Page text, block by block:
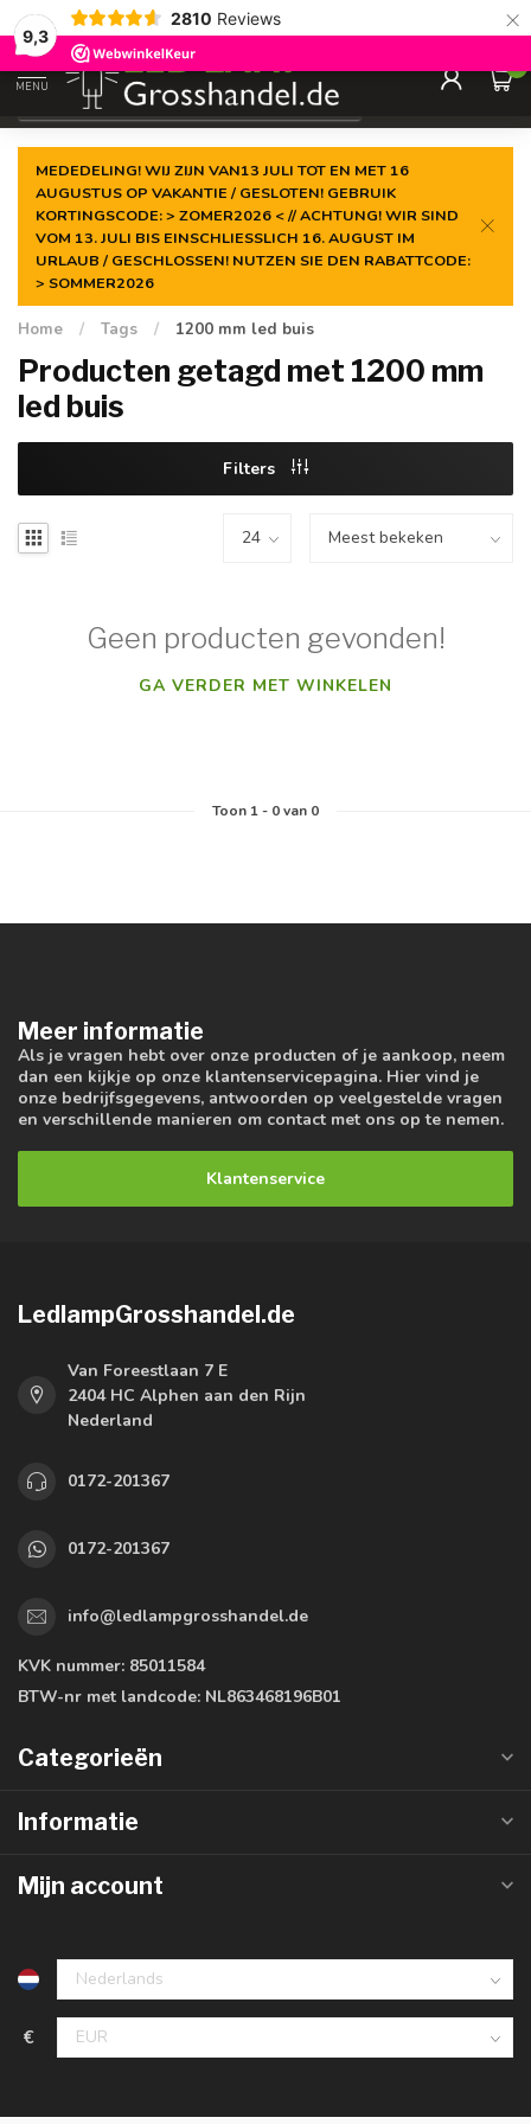
9,3
2810 Reviews ×
Gegarandeerde delaagste prijs
MENU
0
MEDEDELING! WIJ ZIJN VAN13 JULI TOT EN MET 16
AUGUSTUS OP VAKANTIE / GESLOTEN! GEBRUIK
KORTINGSCODE: > ZOMER2026 < // ACHTUNG! WIR SIND
VOM 13. JULI BIS EINSCHLIESSLICH 16. AUGUST IM
URLAUB / GESCHLOSSEN! NUTZEN SIE DEN RABATTCODE:
> SOMMER2026
Home / Tags / 1200 mm led buis
Producten getagd met 1200 mm
led buis
Filters
Geen producten gevonden!
GA VERDER MET WINKELEN
Toon 1- 0van 0
Meer informatie
Als je vragen hebt over onze producten of je aankoop, neem
dan een kijkje op onze klantenservicepagina. Hier vind je
onze bedrijfsgegevens, antwoorden op veelgestelde vragen
en verschillende manieren om contact met ons op te nemen.
Klantenservice
LedlampGrosshandel.de
Van Foreestlaan 7 E
2404 HC Alphen aan den Rijn
Nederland
0172-201367
0172-201367
info@ledlampgrosshandel.de
KVK nummer: 85011584
BTW-nr met landcode: NL863468196B01
Categorieën
Informatie
Mijn account
€